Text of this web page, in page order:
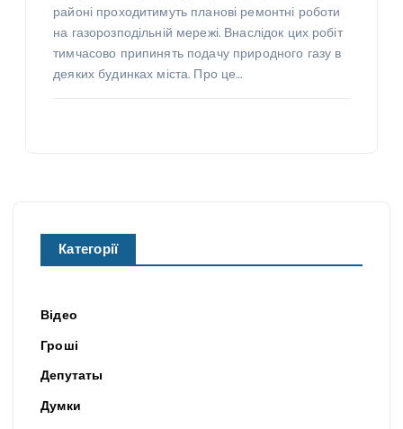
районі проходитимуть планові ремонтні роботи
на газорозподільній мережі. Внаслідок цих робіт
тимчасово припинять подачу природного газу в
деяких будинках міста. Про це…
Категорії
Відео
Гроші
Депутаты
Думки